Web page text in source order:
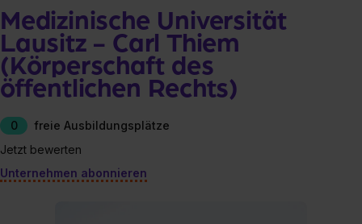
Medizinische Universität
Lausitz - Carl Thiem
(Körperschaft des
öffentlichen Rechts)
0
freie Ausbildungsplätze
Jetzt bewerten
Unternehmen abonnieren